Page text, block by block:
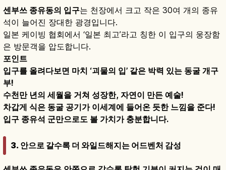
센부쓰 종유동의 입구는 천장에서 크고 작은 30여 개의 종유
석이 늘어진 장대한 광경입니다.
일본 케이빙 협회에서 ‘일본 최고’라고 칭한 이 입구의 웅장함
은 방문객을 압도합니다.
포인트
입구를 올려다보면 마치 ‘괴물의 입’ 같은 박력 있는 동굴 개구
부!
수천만 년의 세월을 거쳐 성장한, 자연이 만든 예술!
차갑게 식은 동굴 공기가 이세계에 들어온 듯한 느낌을 준다!
입구 종유석 군만으로도 볼 가치가 충분합니다.
3. 안으로 갈수록 더 와일드해지는 어드벤처 감성